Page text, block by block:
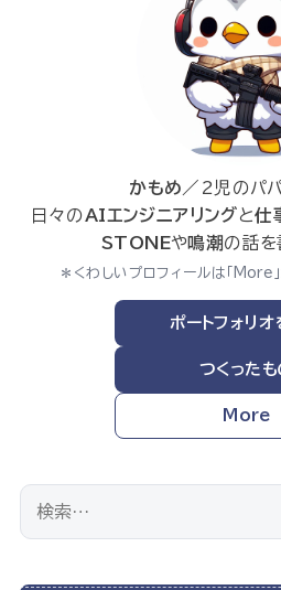
かもめ ／2児のパ
日々のAIエンジニアリングと仕
STONEや鳴潮の話を
＊くわしいプロフィールは「More」
ポートフォリオ
つくったも
More